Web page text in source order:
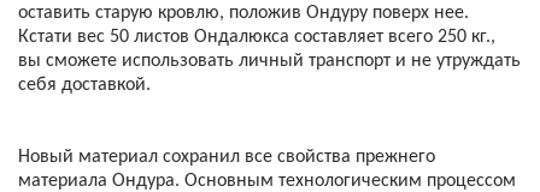
оставить старую кровлю, положив Ондуру поверх нее.
Кстати вес 50 листов Ондалюкса составляет всего 250 кг.,
вы сможете использовать личный транспорт и не утруждать
себя доставкой.
Новый материал сохранил все свойства прежнего
материала Ондура. Основным технологическим процессом